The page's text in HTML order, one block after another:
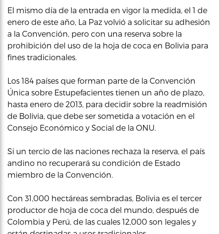
El mismo día de la entrada en vigor la medida, el 1 de
enero de este año, La Paz volvió a solicitar su adhesión
a la Convención, pero con una reserva sobre la
prohibición del uso de la hoja de coca en Bolivia para
fines tradicionales.
Los 184 países que forman parte de la Convención
Única sobre Estupefacientes tienen un año de plazo,
hasta enero de 2013, para decidir sobre la readmisión
de Bolivia, que debe ser sometida a votación en el
Consejo Económico y Social de la ONU.
Si un tercio de las naciones rechaza la reserva, el país
andino no recuperará su condición de Estado
miembro de la Convención.
Con 31,000 hectáreas sembradas, Bolivia es el tercer
productor de hoja de coca del mundo, después de
Colombia y Perú, de las cuales 12,000 son legales y